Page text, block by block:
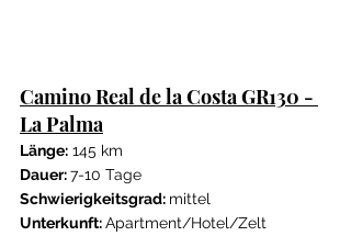
Camino Real de la Costa GR130 -
La Palma
Länge: 145 km
Dauer: 7-10 Tage
Schwierigkeitsgrad: mittel
Unterkunft: Apartment/Hotel/Zelt